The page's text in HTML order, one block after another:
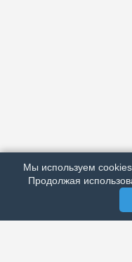
РЕКЛАМА У НАС
МЫ В СОЦСЕТЯХ
Мы используем
Продолжая